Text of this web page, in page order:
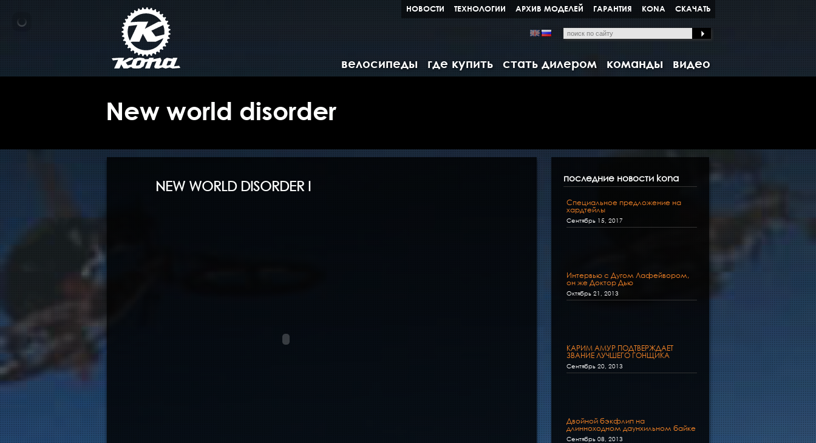
НОВОСТИ ТЕХНОЛОГИИ АРХИВ МОДЕЛЕЙ ГАРАНТИЯ KONA СКАЧАТЬ
велосипеды где купить стать дилером команды видео
new world disorder
NEW WORLD DISORDER I последние новости kona
Специальное предложение на
хардтейлы
Сентябрь 15, 2017
Интервью с Дугом Лафейвором,
он же Доктор Дью
Октябрь 21, 2013
КАРИМ АМУР ПОДТВЕРЖДАЕТ
ЗВАНИЕ ЛУЧШЕГО ГОНЩИКА
ЕВРОПЫ 2013 В КЛАССЕ ЭНДУРО
Сентябрь 20, 2013
Двойной бэкфлип на
длинноходном даунхильном байке
от Антуан Бизе
Сентябрь 08, 2013